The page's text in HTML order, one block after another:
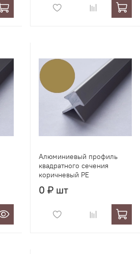
Алюминиевый профиль
квадратного сечения
коричневый PE
0 ₽ шт